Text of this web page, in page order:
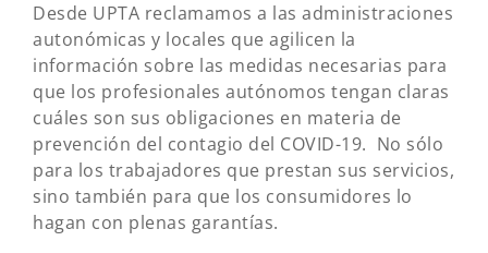
Desde UPTA reclamamos a las administraciones
autonómicas y locales que agilicen la
información sobre las medidas necesarias para
que los profesionales autónomos tengan claras
cuáles son sus obligaciones en materia de
prevención del contagio del COVID-19. No sólo
para los trabajadores que prestan sus servicios,
sino también para que los consumidores lo
hagan con plenas garantías.